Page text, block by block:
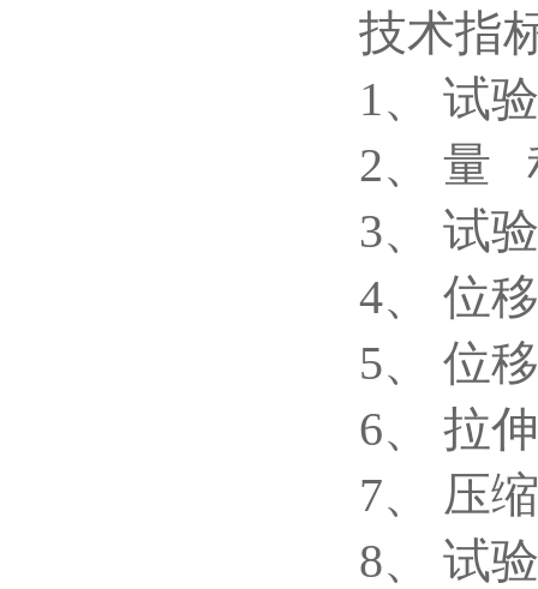
技术指
1、 试
2、 量
3、 试
4、 位
5、 位
6、 拉
7、 压
8、 试